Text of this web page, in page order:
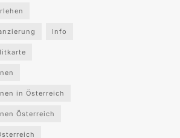
Info
in Österreich
Österreich